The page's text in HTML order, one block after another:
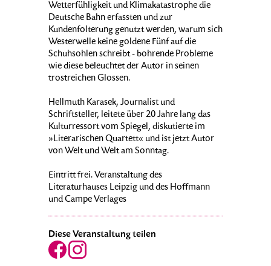
Wetterfühligkeit und Klimakatastrophe die
Deutsche Bahn erfassten und zur
Kundenfolterung genutzt werden, warum sich
Westerwelle keine goldene Fünf auf die
Schuhsohlen schreibt - bohrende Probleme
wie diese beleuchtet der Autor in seinen
trostreichen Glossen.
Hellmuth Karasek, Journalist und
Schriftsteller, leitete über 20 Jahre lang das
Kulturressort vom Spiegel, diskutierte im
»Literarischen Quartett« und ist jetzt Autor
von Welt und Welt am Sonntag.
Eintritt frei. Veranstaltung des
Literaturhauses Leipzig und des Hoffmann
und Campe Verlages
Diese Veranstaltung teilen